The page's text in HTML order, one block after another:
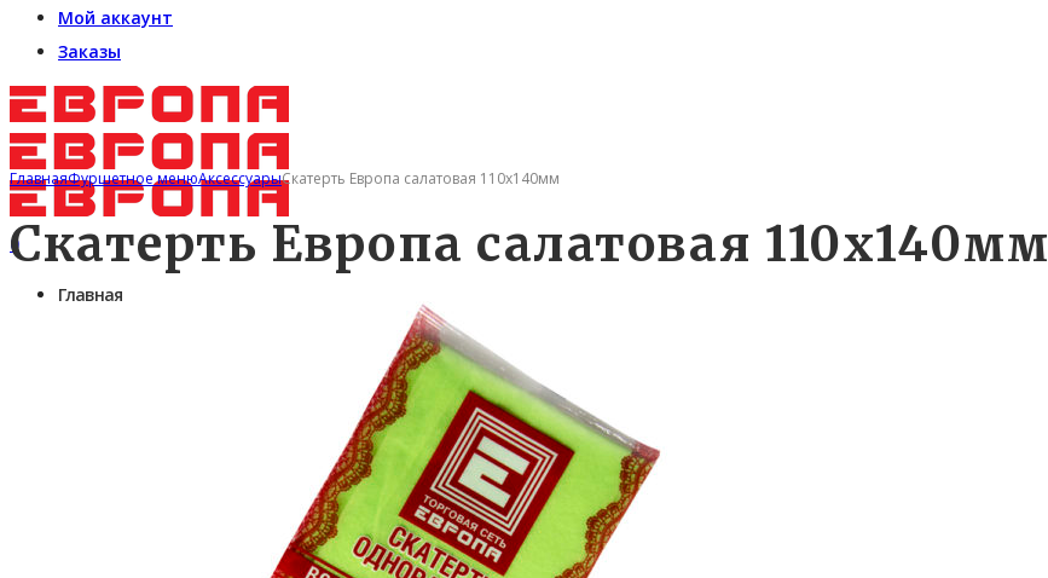
Мой аккаунт
Заказы
0
Главная
Коктейльные закуски (канапе)
Профитроли, волованы, киши
ГлавнаяФуршетное менюАксессуарыСкатерть Европа салатовая 110х140мм
Скатерть Европа салатовая 110х140мм